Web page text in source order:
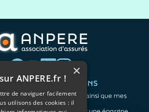
? VOS BESOINS
Me protéger ainsi que mes
proches
×
ANPERE.fr !
de naviguer facilement
utilisons des cookies : il